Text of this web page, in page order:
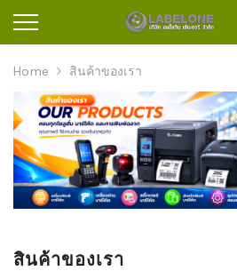
Home สินค้าของเรา
สินค้าของเรา